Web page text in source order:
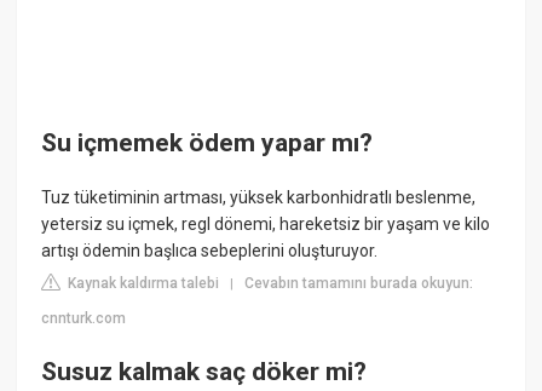
Su içmemek ödem yapar mı?
Tuz tüketiminin artması, yüksek karbonhidratlı beslenme,
yetersiz su içmek, regl dönemi, hareketsiz bir yaşam ve kilo
artışı ödemin başlıca sebeplerini oluşturuyor.
Kaynak kaldırma talebi |Cevabın tamamını burada okuyun:
cnnturk.com
Susuz kalmak saç döker mi?